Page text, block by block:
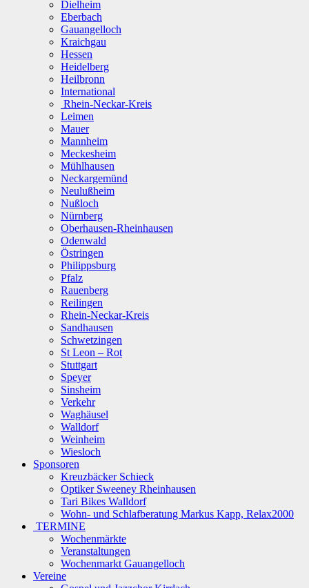
Dielheim
Eberbach
Gauangelloch
Kraichgau
Hessen
Heidelberg
Heilbronn
International
Rhein-Neckar-Kreis
Leimen
Mauer
Mannheim
Meckesheim
Mühlhausen
Neckargemünd
Neulußheim
Nußloch
Nürnberg
Oberhausen-Rheinhausen
Odenwald
Östringen
Philippsburg
Pfalz
Rauenberg
Reilingen
Rhein-Neckar-Kreis
Sandhausen
Schwetzingen
St Leon – Rot
Stuttgart
Speyer
Sinsheim
Verkehr
Waghäusel
Walldorf
Weinheim
Wiesloch
Sponsoren
Kreuzbäcker Schieck
Optiker Sweeney Rheinhausen
Tari Bikes Walldorf
Wohn- und Schlafberatung Markus Kapp, Relax2000
TERMINE
Wochenmärkte
Veranstaltungen
Wochenmarkt Gauangelloch
Vereine